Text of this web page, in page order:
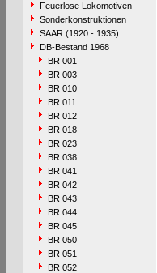
Feuerlose Lokomotiven
Sonderkonstruktionen
SAAR (1920 - 1935)
DB-Bestand 1968
BR 001
BR 003
BR 010
BR 011
BR 012
BR 018
BR 023
BR 038
BR 041
BR 042
BR 043
BR 044
BR 045
BR 050
BR 051
BR 052